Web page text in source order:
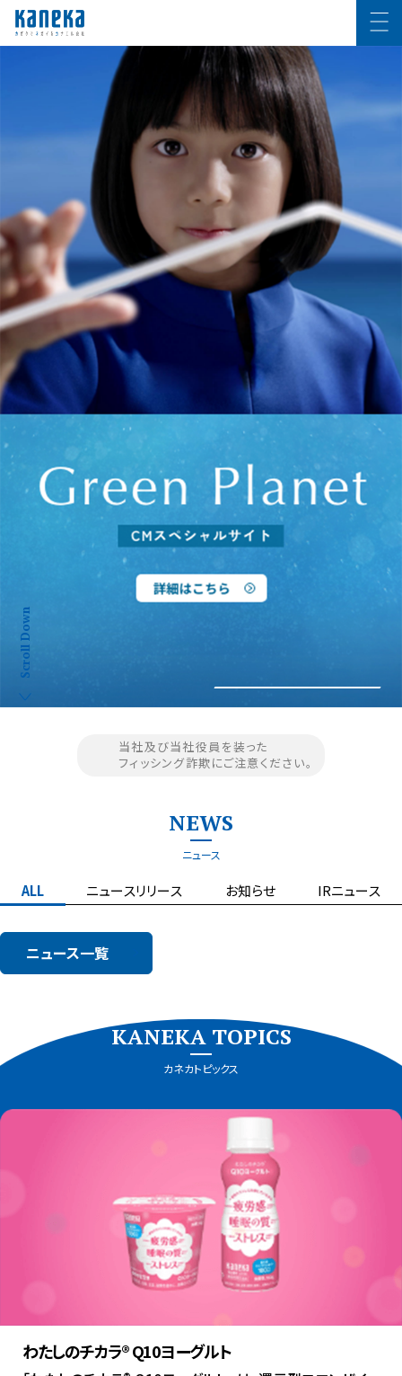
カネカは世界を
健康にする
カネカは世界を
健康にする
Scroll Down
当社及び当社役員を装った
フィッシング詐欺にご注意ください。
NEWS
ニュース
ALL ニュースリリース お知らせ IRニュース
ニュース一覧
KANEKA TOPICS
カネカトピックス
わたしのチカラ® Q10ヨーグルト